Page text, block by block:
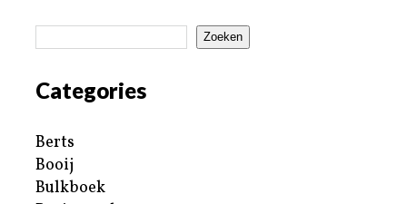
Zoeken
Categories
Berts
Booij
Bulkboek